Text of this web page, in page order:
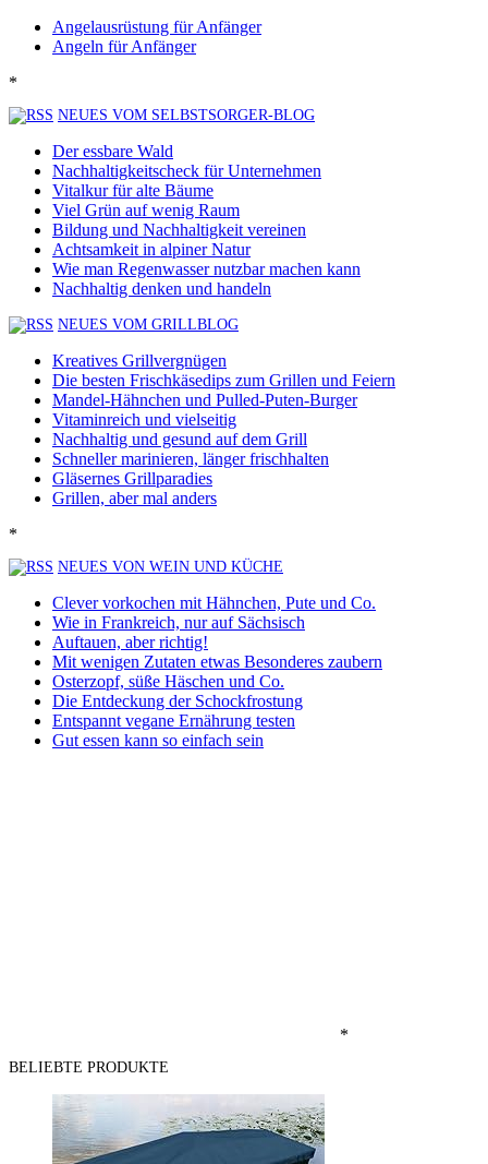
Angelausrüstung für Anfänger
Angeln für Anfänger
*
NEUES VOM SELBSTSORGER-BLOG
Der essbare Wald
Nachhaltigkeitscheck für Unternehmen
Vitalkur für alte Bäume
Viel Grün auf wenig Raum
Bildung und Nachhaltigkeit vereinen
Achtsamkeit in alpiner Natur
Wie man Regenwasser nutzbar machen kann
Nachhaltig denken und handeln
NEUES VOM GRILLBLOG
Kreatives Grillvergnügen
Die besten Frischkäsedips zum Grillen und Feiern
Mandel-Hähnchen und Pulled-Puten-Burger
Vitaminreich und vielseitig
Nachhaltig und gesund auf dem Grill
Schneller marinieren, länger frischhalten
Gläsernes Grillparadies
Grillen, aber mal anders
*
NEUES VON WEIN UND KÜCHE
Clever vorkochen mit Hähnchen, Pute und Co.
Wie in Frankreich, nur auf Sächsisch
Auftauen, aber richtig!
Mit wenigen Zutaten etwas Besonderes zaubern
Osterzopf, süße Häschen und Co.
Die Entdeckung der Schockfrostung
Entspannt vegane Ernährung testen
Gut essen kann so einfach sein
*
BELIEBTE PRODUKTE